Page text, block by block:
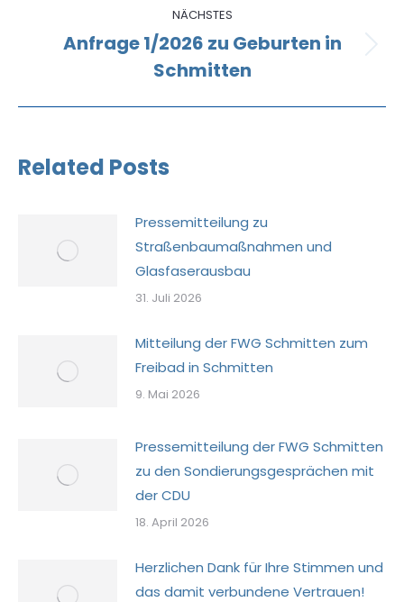
NÄCHSTES
Nächster
Beitrag:
Anfrage 1/2026 zu Geburten in
Schmitten
Related Posts
Pressemitteilung zu
Straßenbaumaßnahmen und
Glasfaserausbau
31. Juli 2026
Mitteilung der FWG Schmitten zum
Freibad in Schmitten
9. Mai 2026
Pressemitteilung der FWG Schmitten
zu den Sondierungsgesprächen mit
der CDU
18. April 2026
Herzlichen Dank für Ihre Stimmen und
das damit verbundene Vertrauen!